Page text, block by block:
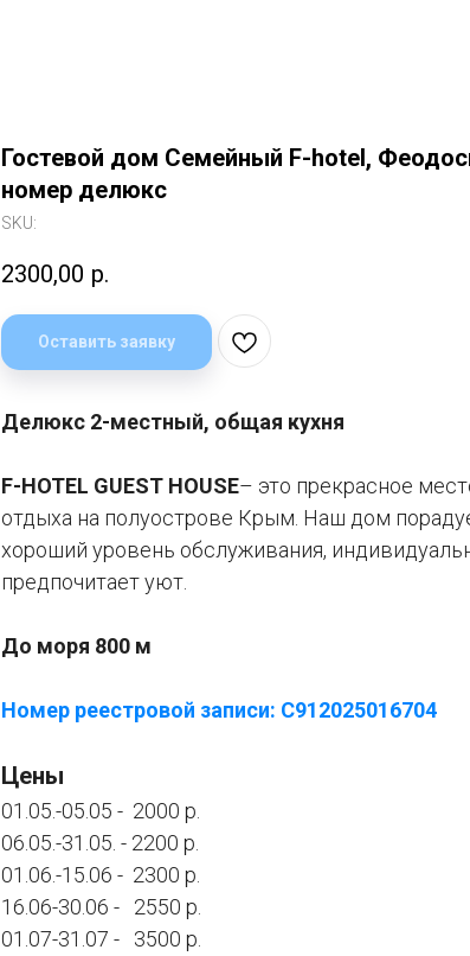
Гостевой дом Семейный F-hotel,
номер делюкс
SKU:
2300,00 р.
Оставить заявку
Делюкс 2-местный, общая кухня
F-HOTEL GUEST HOUSE– это прекрасное
отдыха на полуострове Крым. Наш дом
хороший уровень обслуживания,
предпочитает уют.
До моря 800 м
Номер реестровой записи: С912025016704
Цены
01.05.-05.05 - 2000 р.
06.05.-31.05. - 2200 р.
01.06.-15.06 - 2300 р.
16.06-30.06 - 2550 р.
01.07-31.07 - 3500 р.